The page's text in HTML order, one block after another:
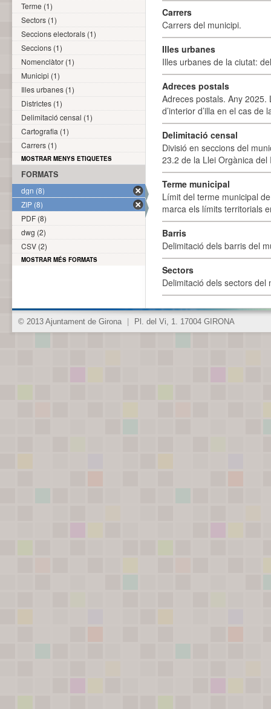
Carrers
Carrers del municipi.
Illes urbanes
Illes urbanes de la ciutat:
Adreces postals
Adreces postals. Any 2025.
d’interior d’illa en el cas
Delimitació censal
Divisió en seccions del
23.2 de la Llei Orgànica
Terme municipal
Límit del terme municipal
marca els límits territorials
Barris
Delimitació dels barris del
Sectors
Delimitació dels sectors del
Terme (1)
Sectors (1)
Seccions electorals (1)
Seccions (1)
Nomenclàtor (1)
Municipi (1)
Illes urbanes (1)
Districtes (1)
Delimitació censal (1)
Cartografia (1)
Carrers (1)
MOSTRAR MENYS ETIQUETES
FORMATS
dgn (8)
ZIP (8)
PDF (8)
dwg (2)
CSV (2)
MOSTRAR MÉS FORMATS
© 2013 Ajuntament de Girona Pl. del Vi, 1. 17004 GIRONA